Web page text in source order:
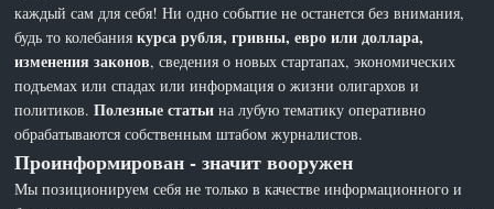
каждый сам для себя! Ни одно событие не останется без внимания,
будь то колебаниякурса рубля, гривны, евро или доллара,
изменения законов, сведения о новых стартапах, экономических
подъемах или спадах или информация о жизни олигархов и
политиков.Полезные статьи на лубую тематику оперативно
обрабатываются собственным штабом журналистов.
Проинформирован - значит вооружен
Мы позиционируем себя не только в качестве информационного и